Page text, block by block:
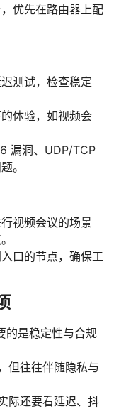
优先在路由器上配
测试，检查稳定
体验，如视频会
漏洞、UDP/TCP
。
视频会议的场景
口的节点，确保工
的是稳定性与合规
但往往伴随隐私与
际还要看延迟、抖